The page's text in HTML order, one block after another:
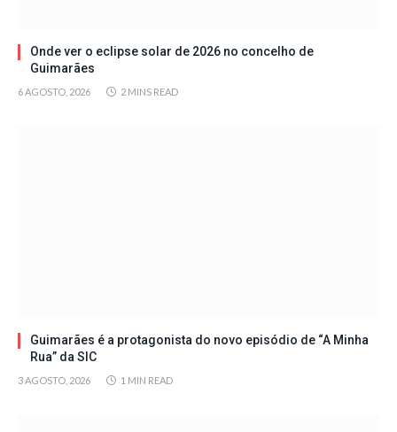
Onde ver o eclipse solar de 2026 no concelho de
Guimarães
6 AGOSTO, 2026 2 MINS READ
Guimarães é a protagonista do novo episódio de “A Minha
Rua” da SIC
3 AGOSTO, 2026 1 MIN READ